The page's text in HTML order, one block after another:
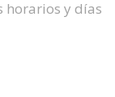
horarios y días